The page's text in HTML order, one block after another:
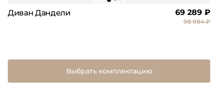
Диван Дандели 69 289 ₽
98 984 ₽
Выбрать комплектацию